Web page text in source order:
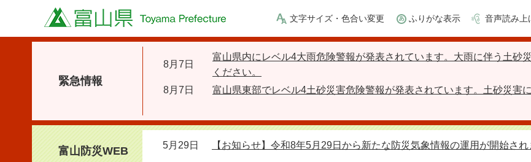
富山県 文字サイズ・色合い変更 ふりがな表示 音声読み上
緊急情報
8月7日
富山県内にレベル4大雨危険警報が発表されています。大雨に伴う土砂
ください。
8月7日
富山県東部でレベル4土砂災害危険警報が発表されています。土砂災害
富山防災WEB 5月29日
【お知らせ】令和8年5月29日から新たな防災気象情報の運用が開始され